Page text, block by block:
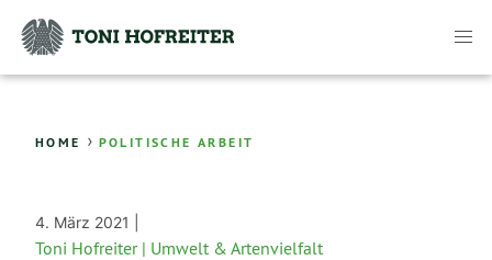
HOME › POLITISCHE ARBEIT
4. März 2021 |
Toni Hofreiter | Umwelt & Artenvielfalt